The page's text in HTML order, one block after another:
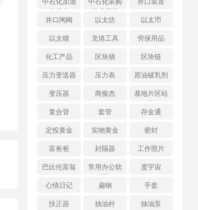
卡优惠
技术规范
井口闸阀
以太坊
以太币
以太猫
充填工具
劳保用品
化工产品
区块猫
区块链
压力变送器
压力表
原油破乳剂
变压器
商俊杰
基地片区站
点
复合管
套管
存金通
定投黄金
实物黄金
密封
富爸爸
封隔器
工作照片
巴比伦富翁
常用办公软
件
度宇宙
心情日记
扁钢
手套
扶正器
抽油杆
抽油泵